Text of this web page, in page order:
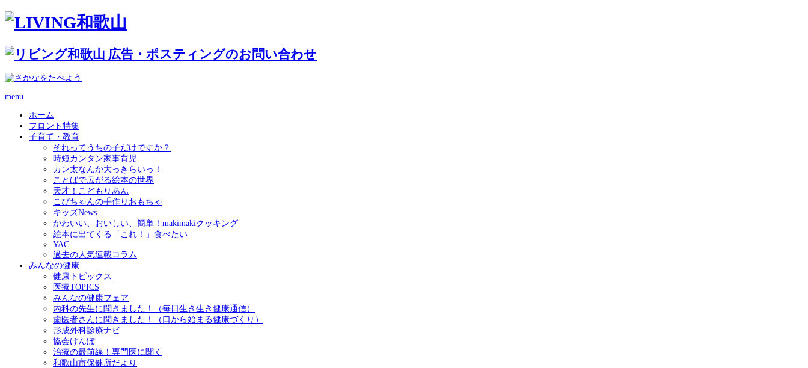
menu
ホーム
フロント特集
子育て・教育
それってうちの子だけですか？
時短カンタン家事育児
カン太なんか大っきらいっ！
ことばで広がる絵本の世界
天才！こどもりあん
こぴちゃんの手作りおもちゃ
キッズNews
かわいい、おいしい、簡単！makimakiクッキング
絵本に出てくる「これ！」食べたい
YAC
過去の人気連載コラム
みんなの健康
健康トピックス
医療TOPICS
みんなの健康フェア
内科の先生に聞きました！（毎日生き生き健康通信）
歯医者さんに聞きました！（口から始まる健康づくり）
形成外科診療ナビ
協会けんぽ
治療の最前線！専門医に聞く
和歌山市保健所だより